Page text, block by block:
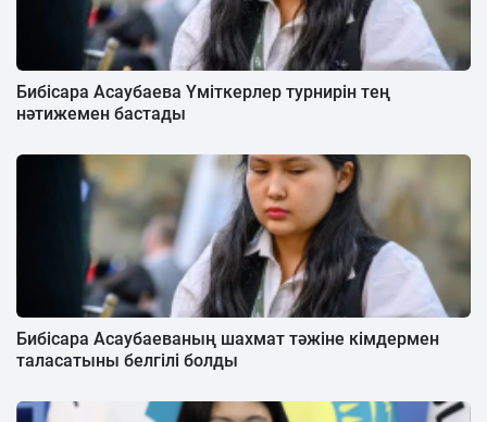
Бибісара Асаубаева Үміткерлер турнирін тең
нәтижемен бастады
Бибісара Асаубаеваның шахмат тәжіне кімдермен
таласатыны белгілі болды